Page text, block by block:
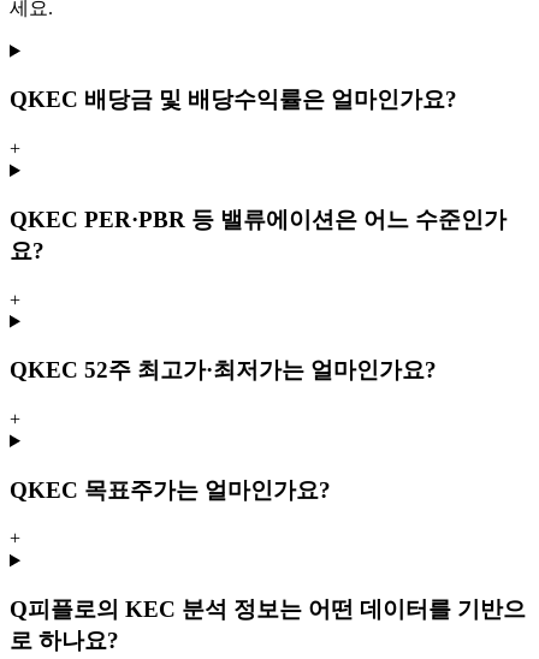
세요.
QKEC 배당금 및 배당수익률은 얼마인가요?
+
QKEC PER·PBR 등 밸류에이션은 어느 수준인가
요?
+
QKEC 52주 최고가·최저가는 얼마인가요?
+
QKEC 목표주가는 얼마인가요?
+
Q피플로의 KEC 분석 정보는 어떤 데이터를 기반으
로 하나요?